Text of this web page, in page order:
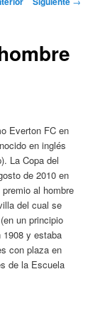
Everton FC en
en inglés
La Copa del
de 2010 en
al hombre
del cual se
un principio
1908 y estaba
con plaza en
de la Escuela